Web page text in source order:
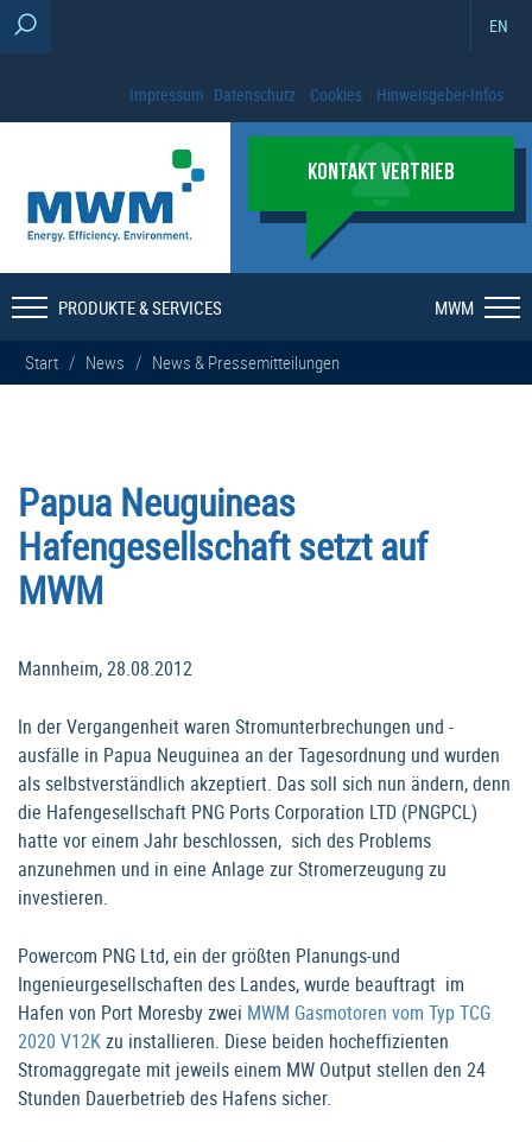
EN
Impressum Datenschutz Cookies Hinweisgeber-Infos
KONTAKT VERTRIEB
PRODUKTE & SERVICES MWM
Start / News / News & Pressemitteilungen
Papua Neuguineas
Hafengesellschaft setzt auf
MWM
Mannheim, 28.08.2012
In der Vergangenheit waren Stromunterbrechungen und -
ausfälle in Papua Neuguinea an der Tagesordnung und wurden
als selbstverständlich akzeptiert. Das soll sich nun ändern, denn
die Hafengesellschaft PNG Ports Corporation LTD (PNGPCL)
hatte vor einem Jahr beschlossen, sich des Problems
anzunehmen und in eine Anlage zur Stromerzeugung zu
investieren.
Powercom PNG Ltd, ein der größten Planungs-und
Ingenieurgesellschaften des Landes, wurde beauftragt im
Hafen von Port Moresby zwei MWM Gasmotoren vom Typ TCG
2020 V12Kzu installieren. Diese beiden hocheffizienten
Stromaggregate mit jeweils einem MW Output stellen den 24
Stunden Dauerbetrieb des Hafens sicher.